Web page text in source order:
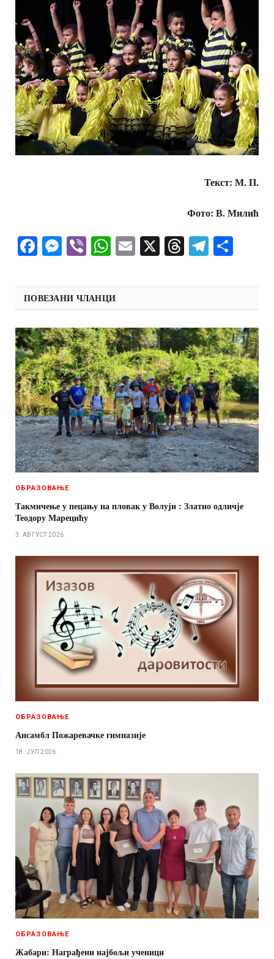
Текст: М. П.
Фото: В. Милић
Facebook
Messenger
ViberWhatsApp
Email
X Threads
ПОВЕЗАНИ ЧЛАНЦИ
ОБРАЗОВАЊЕ
Такмичење у пецању на пловак у Волуји : Златно одличје
Теодору Марецићу
3. АВГУСТ 2026.
ОБРАЗОВАЊЕ
Ансамбл Пожаревачке гимнaзије
18. ЈУЛ 2026.
ОБРАЗОВАЊЕ
Жабари: Награђени најбољи ученици